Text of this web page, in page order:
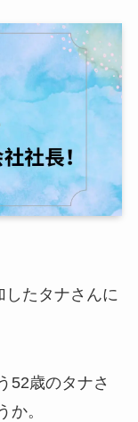
たタナさんに
52歳のタナさ
か。